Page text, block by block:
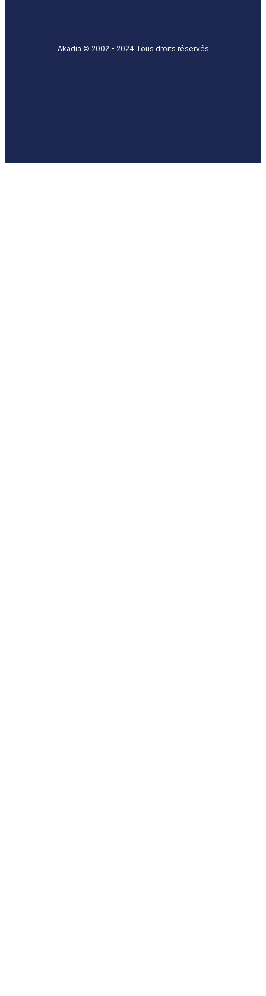
Akadia © 2002 - 2024 Tous droits réservés